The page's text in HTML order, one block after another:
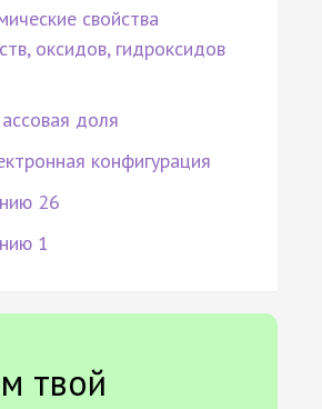
свойства
оксидов, гидроксидов
доля
конфигурация
26
1
твой